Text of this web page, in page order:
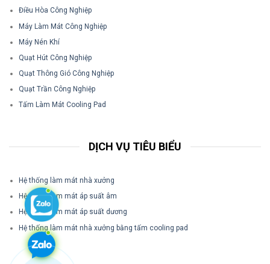
Điều Hòa Công Nghiệp
Máy Làm Mát Công Nghiệp
Máy Nén Khí
Quạt Hút Công Nghiệp
Quạt Thông Gió Công Nghiệp
Quạt Trần Công Nghiệp
Tấm Làm Mát Cooling Pad
DỊCH VỤ TIÊU BIỂU
Hệ thống làm mát nhà xưởng
Hệ thống làm mát áp suất âm
Hệ thống làm mát áp suất dương
Hệ thống làm mát nhà xưởng bằng tấm cooling pad